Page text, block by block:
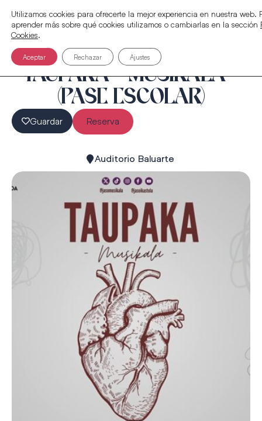
TAUPAKA – MUSIKALA –
(PASE ESCOLAR)
Guardar Reserva
Auditorio Baluarte
Utilizamos cookies para ofrecerte la mejor experiencia en nuestra web.
aprender más sobre qué cookies utilizamos o cambiarlas en la sección
Cookies.
Aceptar Rechazar Ajustes